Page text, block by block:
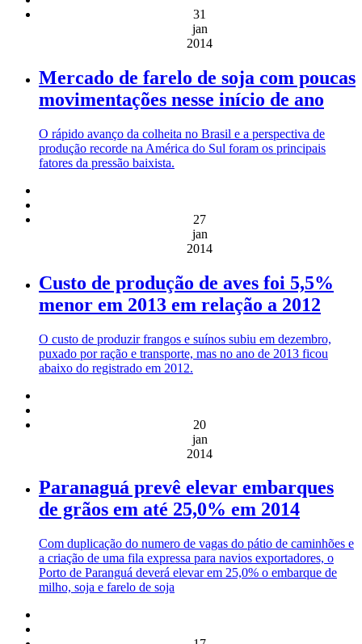
31
jan
2014
Mercado de farelo de soja com poucas
movimentações nesse início de ano
O rápido avanço da colheita no Brasil e a perspectiva de
produção recorde na América do Sul foram os principais
fatores da pressão baixista.
27
jan
2014
Custo de produção de aves foi 5,5%
menor em 2013 em relação a 2012
O custo de produzir frangos e suínos subiu em dezembro,
puxado por ração e transporte, mas no ano de 2013 ficou
abaixo do registrado em 2012.
20
jan
2014
Paranaguá prevê elevar embarques
de grãos em até 25,0% em 2014
Com duplicação do numero de vagas do pátio de caminhões e
a criação de uma fila expressa para navios exportadores, o
Porto de Paranguá deverá elevar em 25,0% o embarque de
milho, soja e farelo de soja